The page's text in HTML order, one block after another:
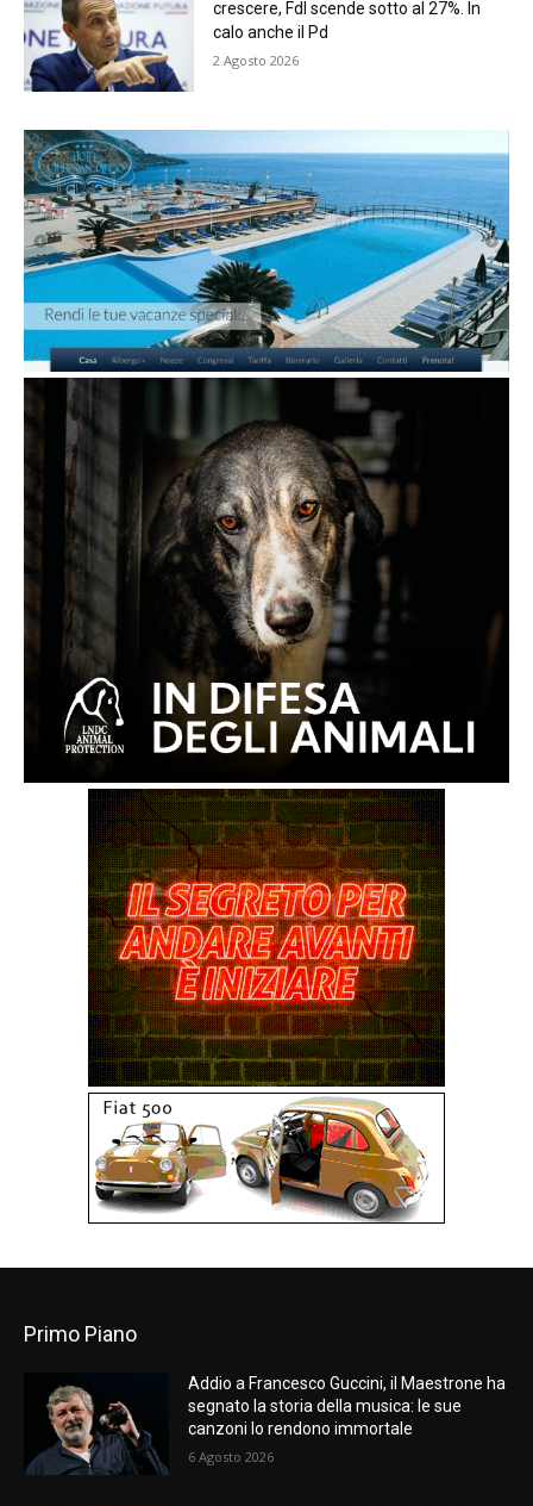
crescere, FdI scende sotto al 27%. In
calo anche il Pd
2 Agosto 2026
Primo Piano
Addio a Francesco Guccini, il Maestrone ha
segnato la storia della musica: le sue
canzoni lo rendono immortale
6 Agosto 2026